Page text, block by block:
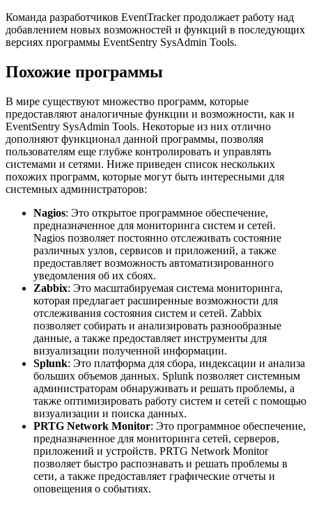
Команда разработчиков EventTracker продолжает работу над
добавлением новых возможностей и функций в последующих
версиях программы EventSentry SysAdmin Tools.
Похожие программы
В мире существуют множество программ, которые
предоставляют аналогичные функции и возможности, как и
EventSentry SysAdmin Tools. Некоторые из них отлично
дополняют функционал данной программы, позволяя
пользователям еще глубже контролировать и управлять
системами и сетями. Ниже приведен список нескольких
похожих программ, которые могут быть интересными для
системных администраторов:
Nagios: Это открытое программное обеспечение,
предназначенное для мониторинга систем и сетей.
Nagios позволяет постоянно отслеживать состояние
различных узлов, сервисов и приложений, а также
предоставляет возможность автоматизированного
уведомления об их сбоях.
Zabbix: Это масштабируемая система мониторинга,
которая предлагает расширенные возможности для
отслеживания состояния систем и сетей. Zabbix
позволяет собирать и анализировать разнообразные
данные, а также предоставляет инструменты для
визуализации полученной информации.
Splunk: Это платформа для сбора, индексации и анализа
больших объемов данных. Splunk позволяет системным
администраторам обнаруживать и решать проблемы, а
также оптимизировать работу систем и сетей с помощью
визуализации и поиска данных.
PRTG Network Monitor: Это программное обеспечение,
предназначенное для мониторинга сетей, серверов,
приложений и устройств. PRTG Network Monitor
позволяет быстро распознавать и решать проблемы в
сети, а также предоставляет графические отчеты и
оповещения о событиях.